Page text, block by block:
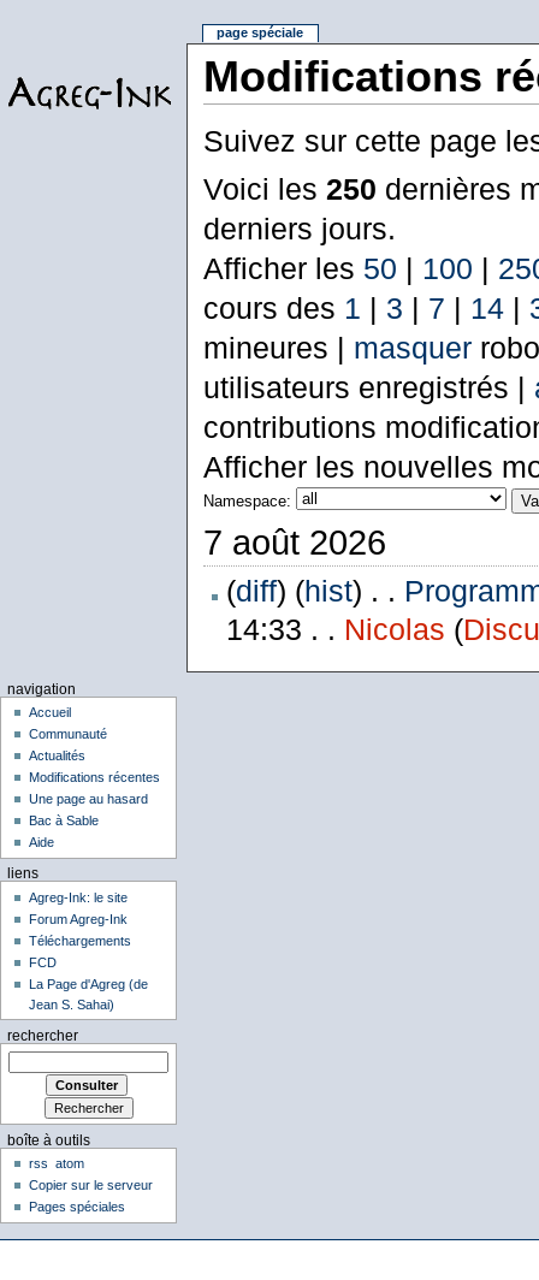
Modifications
Suivez sur cette page
Voici les 250 dernières
derniers jours.
Afficher les 50 | 100 |
cours des 1 | 3 | 7 | 14|
mineures | masquer
utilisateurs enregistrés |
contributions
Afficher les nouvelles
Namespace:
7 août 2026
(diff) (hist) . .
14:33 . . Nicolas (
page spéciale
navigation
Accueil
Communauté
Actualités
Modifications récentes
Une page au hasard
Bac à Sable
Aide
liens
Agreg-Ink: le site
Forum Agreg-Ink
Téléchargements
FCD
La Page d'Agreg (de
Jean S. Sahai)
rechercher
boîte à outils
rss
atom
Copier sur le serveur
Pages spéciales